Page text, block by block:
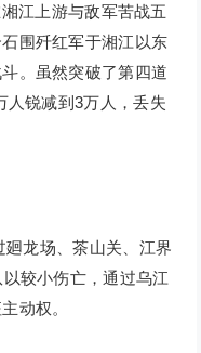
江上游与敌军苦战五
围歼红军于湘江以东
。虽然突破了第四道
人锐减到3万人，丢失
龙场、茶山关、江界
较小伤亡，通过乌江
动权。